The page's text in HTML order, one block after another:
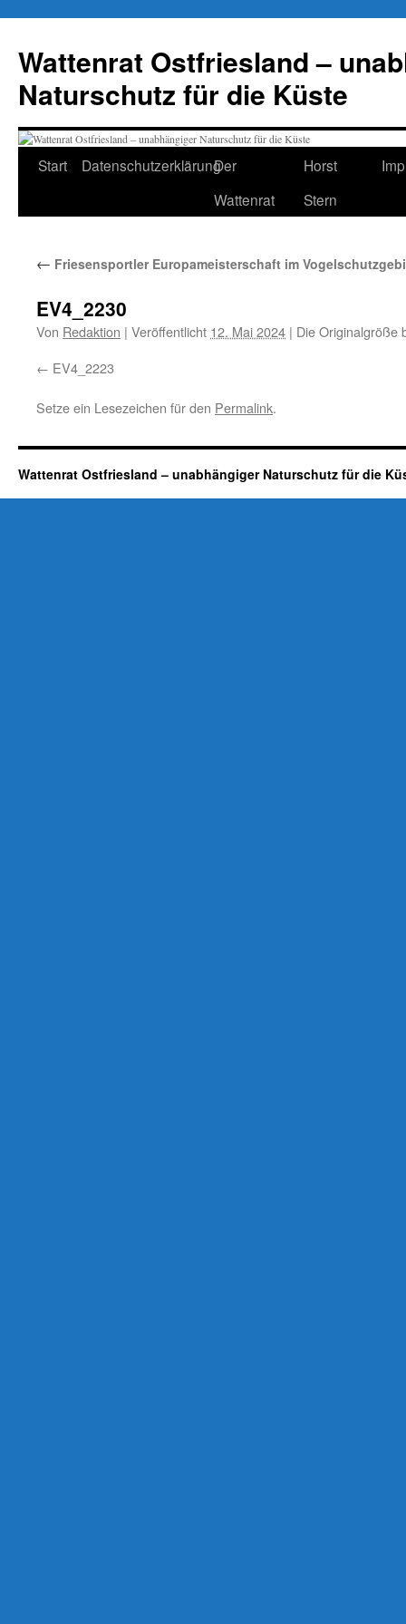
springen
Wattenrat Ostfriesland –
Naturschutz für die Küste
Start DatenschutzerklärungDer
Wattenrat
Horst
Stern
← Friesensportler Europameisterschaft im
EV4_2230
Von Redaktion | Veröffentlicht 12. Mai 2024 | Die Originalgröße
EV4_2223
Setze ein Lesezeichen für den Permalink.
Wattenrat Ostfriesland – unabhängiger Naturschutz für die